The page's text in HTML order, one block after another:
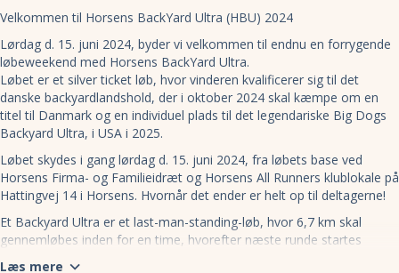
Velkommen til Horsens BackYard Ultra (HBU) 2024
Lørdag d. 15. juni 2024, byder vi velkommen til endnu en forrygende
løbeweekend med Horsens BackYard Ultra.
Løbet er et silver ticket løb, hvor vinderen kvalificerer sig til det
danske backyardlandshold, der i oktober 2024 skal kæmpe om en
titel til Danmark og en individuel plads til det legendariske Big Dogs
Backyard Ultra, i USA i 2025.
Løbet skydes i gang lørdag d. 15. juni 2024, fra løbets base ved
Horsens Firma- og Familieidræt og Horsens All Runners klublokale på
Hattingvej 14 i Horsens. Hvornår det ender er helt op til deltagerne!
Et Backyard Ultra er et last-man-standing-løb, hvor 6,7 km skal
gennemløbes inden for en time, hvorefter næste runde startes
Læs mere